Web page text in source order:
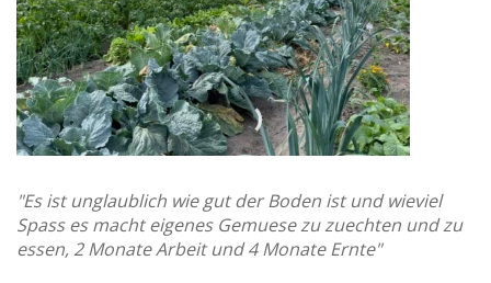
"Es ist unglaublich wie gut der Boden ist und wieviel
Spass es macht eigenes Gemuese zu zuechten und zu
essen, 2 Monate Arbeit und 4 Monate Ernte"